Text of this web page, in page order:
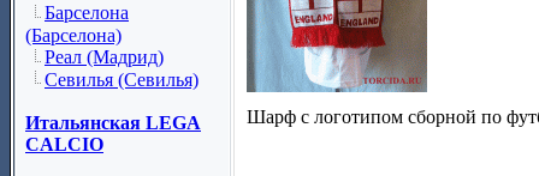
Барселона
(Барселона)
Реал (Мадрид)
Севилья (Севилья)
Итальянская LEGA
CALCIO
Шарф с логотипом сборной по